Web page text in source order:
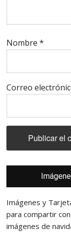
Nombre*
Correo
principal
Imágenes y
para compartir
imágenes de